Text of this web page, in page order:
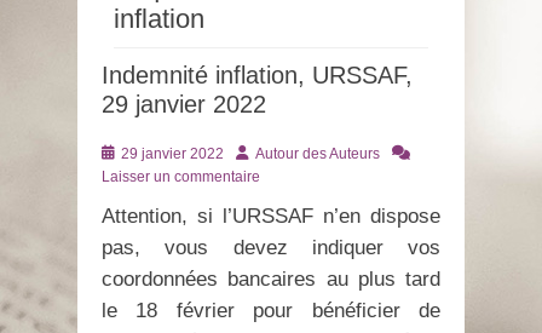
inflation
Indemnité inflation, URSSAF,
29 janvier 2022
Posté
le
29 janvier 2022 AuteurAutour des Auteurs
Laisser un commentaire
Attention, si l’URSSAF n’en dispose
pas, vous devez indiquer vos
coordonnées bancaires au plus tard
le 18 février pour bénéficier de